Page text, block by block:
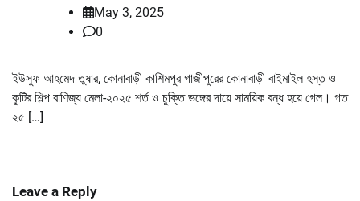
May 3, 2025
0
ইউসুফ আহমেদ তুষার, কোনাবাড়ী কাশিমপুর গাজীপুরের কোনাবাড়ী বাইমাইল হস্ত ও
কুটির শিল্প বাণিজ্য মেলা-২০২৫ শর্ত ও চুক্তি ভঙ্গের দায়ে সাময়িক বন্ধ হয়ে গেল। গত
২৫ […]
Leave a Reply